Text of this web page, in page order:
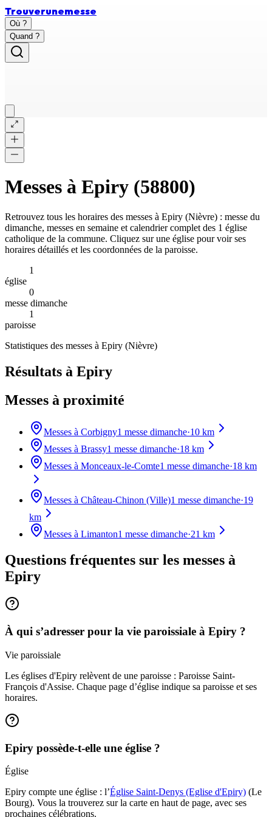
Trouverunemesse
Où ?
Quand ?
Messes à Epiry (58800)
Retrouvez tous les horaires des messes à Epiry (Nièvre) : messe du
dimanche, messes en semaine et calendrier complet des 1 église
catholique de la commune. Cliquez sur une église pour voir ses
horaires détaillés et les coordonnées de la paroisse.
1
église
0
messe dimanche
1
paroisse
Statistiques des messes à Epiry (Nièvre)
Résultats à Epiry
Messes à proximité
Messes à Corbigny1 messe dimanche·10 km
Messes à Brassy1 messe dimanche·18 km
Messes à Monceaux-le-Comte1 messe dimanche·18 km
Messes à Château-Chinon (Ville)1 messe dimanche·19
km
Messes à Limanton1 messe dimanche·21 km
Questions fréquentes sur les messes à
Epiry
À qui s’adresser pour la vie paroissiale à Epiry ?
Vie paroissiale
Les églises d'Epiry relèvent de une paroisse : Paroisse Saint-
François d'Assise. Chaque page d’église indique sa paroisse et ses
horaires.
Epiry possède-t-elle une église ?
Église
Epiry compte une église : l’Église Saint-Denys (Eglise d'Epiry) (Le
Bourg). Vous la trouverez sur la carte en haut de page, avec ses
prochaines célébrations.